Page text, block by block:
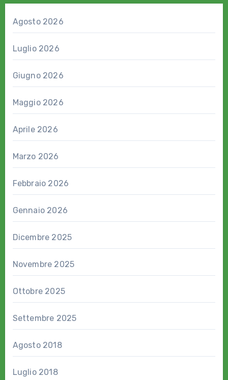
Agosto 2026
Luglio 2026
Giugno 2026
Maggio 2026
Aprile 2026
Marzo 2026
Febbraio 2026
Gennaio 2026
Dicembre 2025
Novembre 2025
Ottobre 2025
Settembre 2025
Agosto 2018
Luglio 2018